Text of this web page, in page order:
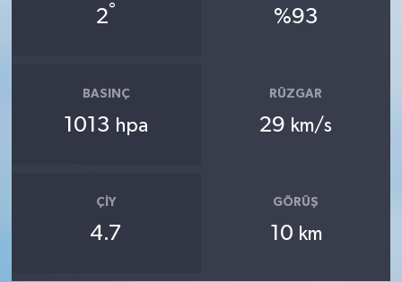
2° %93
BASINÇ
1013 hpa
RÜZGAR
29 km/s
ÇIY
4.7
GÖRÜŞ
10 km